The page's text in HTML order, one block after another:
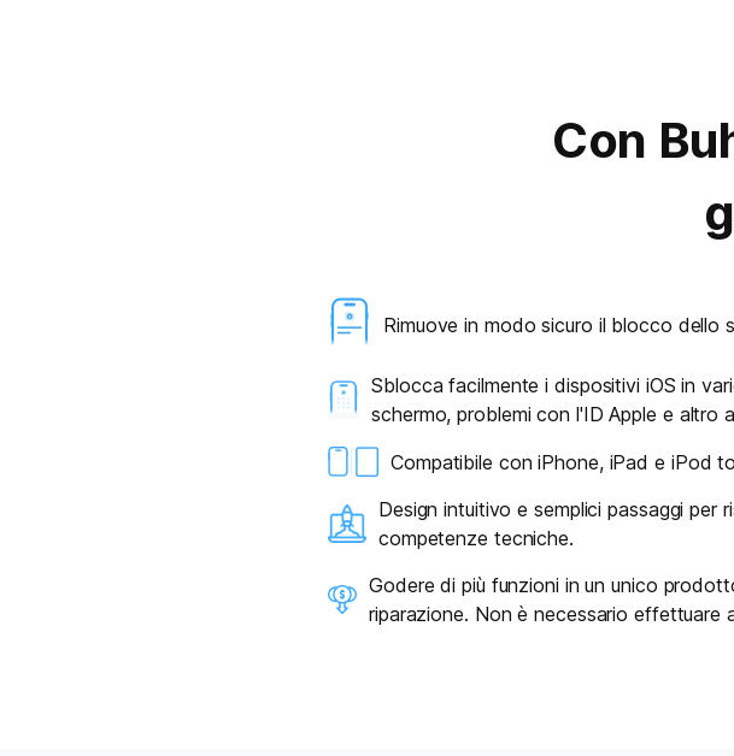
Con
Rimuove in modo sicuro il blocco dello
Sblocca facilmente i dispositivi iOS in
schermo, problemi con l'ID Apple e altro
Compatibile con iPhone, iPad e iPod
Design intuitivo e semplici passaggi per
competenze tecniche.
Godere di più funzioni in un unico
riparazione. Non è necessario effettuare